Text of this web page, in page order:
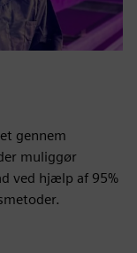
gennem
muliggør
ved hjælp af 95%